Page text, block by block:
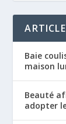
Baie
maison
Beauté
adopter